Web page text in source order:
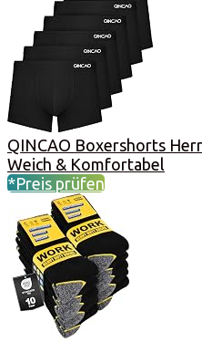
QINCAO Boxershorts
Weich & Komfortabel
*Preis prüfen